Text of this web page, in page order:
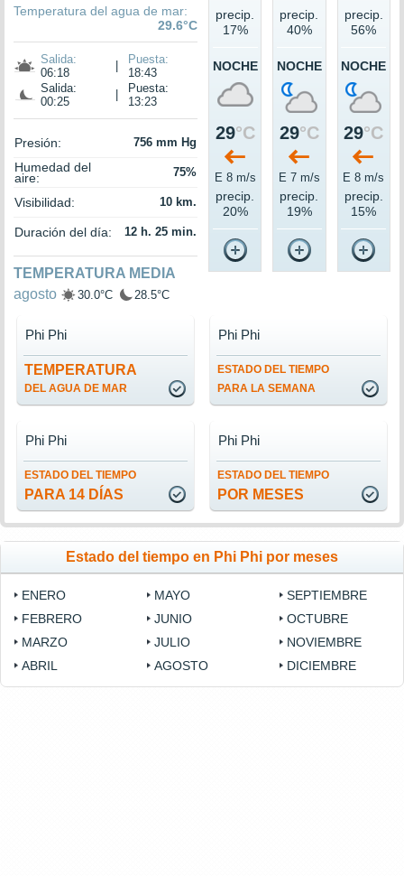
Temperatura del agua de mar:
29.6°C
Salida:
06:18
Puesta:
18:43
Salida:
00:25
Puesta:
13:23
Presión: 756 mm Hg
Humedad del
aire: 75%
Visibilidad: 10 km.
Duración del día: 12 h. 25 min.
TEMPERATURA MEDIA
agosto
30.0°C 28.5°C
precip.
17%
NOCHE
29°C
E 8 m/s
precip.
20%
precip.
40%
NOCHE
29°C
E 7 m/s
precip.
19%
precip.
56%
NOCHE
29°C
E 8 m/s
precip.
15%
TEMPERATURA
DEL AGUA DE MAR
Phi Phi
ESTADO DEL TIEMPO
PARA LA SEMANA
Phi Phi
ESTADO DEL TIEMPO
PARA 14 DÍAS
Phi Phi
ESTADO DEL TIEMPO
POR MESES
Phi Phi
Estado del tiempo en Phi Phi por meses
ENERO
FEBRERO
MARZO
ABRIL
MAYO
JUNIO
JULIO
AGOSTO
SEPTIEMBRE
OCTUBRE
NOVIEMBRE
DICIEMBRE